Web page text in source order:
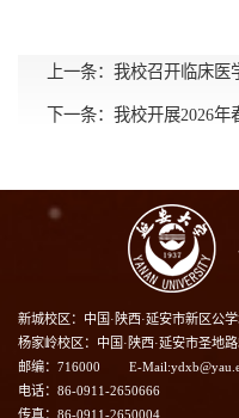
上一条： 我校召开临床医
下一条： 我校开展2026年
新城校区：中国·陕西·延安市新区公
杨家岭校区：中国·陕西·延安市圣地
邮编：716000
E-
电话：86-0911-2650666
传真：86-0911-2650004